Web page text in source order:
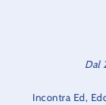
Dal
Incontra Ed,